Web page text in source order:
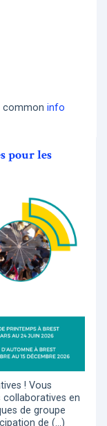
common info
pour les
! Vous
en
de groupe
de (…)